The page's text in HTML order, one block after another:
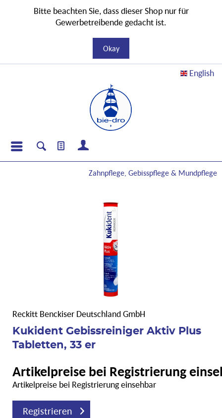
English
Zahnpflege, Gebisspflege & Mundpflege
Reckitt Benckiser Deutschland GmbH
Kukident Gebissreiniger Aktiv Plus
Tabletten, 33 er
Artikelpreise bei Registrierung
Artikelpreise bei Registrierung einsehbar
Registrieren
Bitte beachten Sie, dass dieser Shop nur für
Gewerbetreibende gedacht ist.
Okay